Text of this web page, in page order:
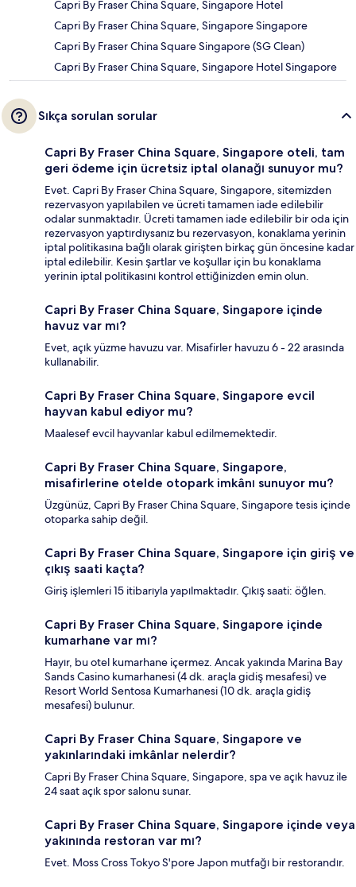
Capri By Fraser China Square, Singapore Hotel
Capri By Fraser China Square, Singapore Singapore
Capri By Fraser China Square Singapore (SG Clean)
Capri By Fraser China Square, Singapore Hotel Singapore
Sıkça sorulan sorular
Capri By Fraser China Square, Singapore oteli, tam
geri ödeme için ücretsiz iptal olanağı sunuyor mu?
Evet. Capri By Fraser China Square, Singapore, sitemizden
rezervasyon yapılabilen ve ücreti tamamen iade edilebilir
odalar sunmaktadır. Ücreti tamamen iade edilebilir bir oda için
rezervasyon yaptırdıysanız bu rezervasyon, konaklama yerinin
iptal politikasına bağlı olarak girişten birkaç gün öncesine kadar
iptal edilebilir. Kesin şartlar ve koşullar için bu konaklama
yerinin iptal politikasını kontrol ettiğinizden emin olun.
Capri By Fraser China Square, Singapore içinde
havuz var mı?
Evet, açık yüzme havuzu var. Misafirler havuzu 6 - 22 arasında
kullanabilir.
Capri By Fraser China Square, Singapore evcil
hayvan kabul ediyor mu?
Maalesef evcil hayvanlar kabul edilmemektedir.
Capri By Fraser China Square, Singapore,
misafirlerine otelde otopark imkânı sunuyor mu?
Üzgünüz, Capri By Fraser China Square, Singapore tesis içinde
otoparka sahip değil.
Capri By Fraser China Square, Singapore için giriş ve
çıkış saati kaçta?
Giriş işlemleri 15 itibarıyla yapılmaktadır. Çıkış saati: öğlen.
Capri By Fraser China Square, Singapore içinde
kumarhane var mı?
Hayır, bu otel kumarhane içermez. Ancak yakında Marina Bay
Sands Casino kumarhanesi (4 dk. araçla gidiş mesafesi) ve
Resort World Sentosa Kumarhanesi (10 dk. araçla gidiş
mesafesi) bulunur.
Capri By Fraser China Square, Singapore ve
yakınlarındaki imkânlar nelerdir?
Capri By Fraser China Square, Singapore, spa ve açık havuz ile
24 saat açık spor salonu sunar.
Capri By Fraser China Square, Singapore içinde veya
yakınında restoran var mı?
Evet. Moss Cross Tokyo S'pore Japon mutfağı bir restorandır.